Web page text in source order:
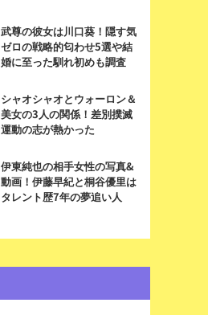
武尊の彼女は川口葵！隠す気
ゼロの戦略的匂わせ5選や結
婚に至った馴れ初めも調査
シャオシャオとウォーロン＆
美女の3人の関係！差別撲滅
運動の志が熱かった
伊東純也の相手女性の写真&
動画！伊藤早紀と桐谷優里は
タレント歴7年の夢追い人